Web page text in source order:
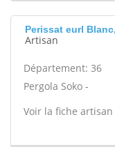
Perissat eurl
Artisan
Département: 36
Pergola Soko -
Voir la fiche artisan